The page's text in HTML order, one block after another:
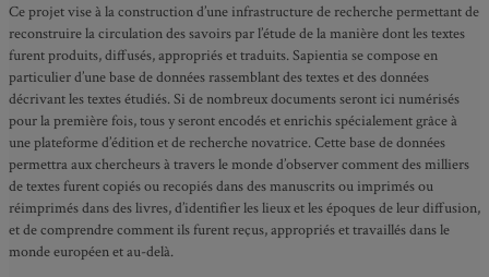
Ce projet vise à la construction d’une infrastructure de recherche permettant de
reconstruire la circulation des savoirs par l’étude de la manière dont les textes
furent produits, diffusés, appropriés et traduits. Sapientia se compose en
particulier d’une base de données rassemblant des textes et des données
décrivant les textes étudiés. Si de nombreux documents seront ici numérisés
pour la première fois, tous y seront encodés et enrichis spécialement grâce à
une plateforme d’édition et de recherche novatrice. Cette base de données
permettra aux chercheurs à travers le monde d’observer comment des milliers
de textes furent copiés ou recopiés dans des manuscrits ou imprimés ou
réimprimés dans des livres, d’identifier les lieux et les époques de leur diffusion,
et de comprendre comment ils furent reçus, appropriés et travaillés dans le
monde européen et au-delà.